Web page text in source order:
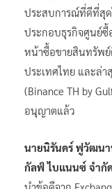
ประสบการณ์ที่ดีที่สุด
ประกอบธุรกิจศูนย์
หน้าซื้อขายสินทรัพย์
ประเทศไทย และล่
(Binance TH by
อนุญาตแล้ว
นายนิรันดร์ ฟูวัฒน
กัลฟ์ ไบแนนซ์ จำกั